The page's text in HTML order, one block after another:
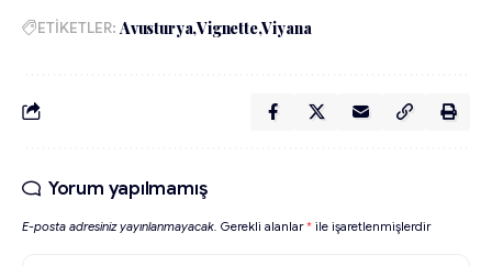
ETİKETLER: Avusturya Vignette Viyana
Yorum yapılmamış
E-posta adresiniz yayınlanmayacak. Gerekli alanlar* ile işaretlenmişlerdir